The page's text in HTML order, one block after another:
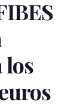
los